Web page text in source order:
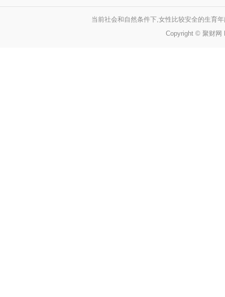
当前社会和自然条件下,女性比较安全的生育
Copyright © 聚财网